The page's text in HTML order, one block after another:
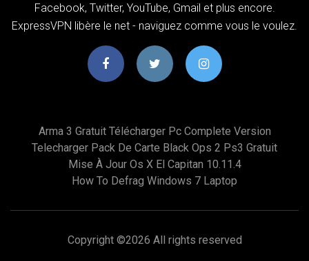
Facebook, Twitter, YouTube, Gmail et plus encore.
ExpressVPN libère le net - naviguez comme vous le voulez.
Arma 3 Gratuit Télécharger Pc Complete Version
Telecharger Pack De Carte Black Ops 2 Ps3 Gratuit
Mise À Jour Os X El Capitan 10.11.4
How To Defrag Windows 7 Laptop
Copyright ©2026 All rights reserved